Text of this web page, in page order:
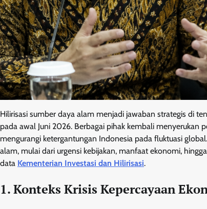
Hilirisasi sumber daya alam menjadi jawaban strategis di
pada awal Juni 2026. Berbagai pihak kembali
mengurangi ketergantungan Indonesia pada fluktuasi
alam, mulai dari urgensi kebijakan, manfaat ekonomi,
data Kementerian Investasi dan Hilirisasi.
1. Konteks Krisis Kepercayaan